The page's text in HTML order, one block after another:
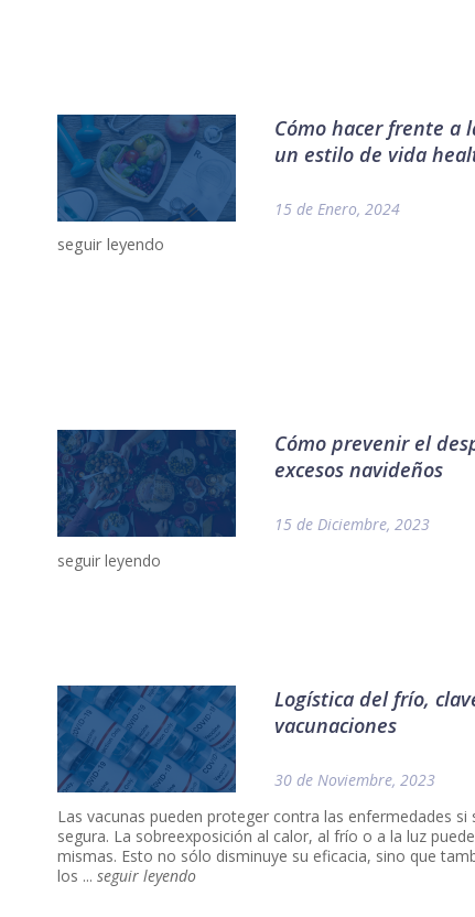
Cómo hacer frente a
un estilo de vida
15 de Enero, 2024
seguir leyendo
Cómo prevenir el
excesos navideños
15 de Diciembre, 2023
seguir leyendo
Logística del frío,
vacunaciones
30 de Noviembre, 2023
Las vacunas pueden proteger contra las enfermedades
segura. La sobreexposición al calor, al frío o a la luz
mismas. Esto no sólo disminuye su eficacia, sino que
los ... seguir leyendo